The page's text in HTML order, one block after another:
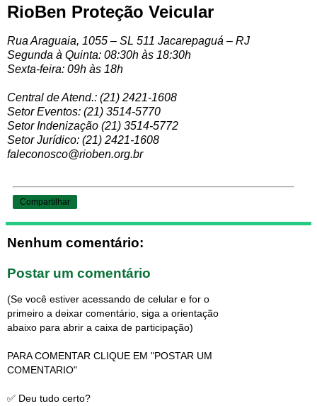
RioBen Proteção Veicular
Rua Araguaia, 1055 – SL 511 Jacarepaguá – RJ
Segunda à Quinta: 08:30h às 18:30h
Sexta-feira: 09h às 18h
Central de Atend.: (21) 2421-1608
Setor Eventos: (21) 3514-5770
Setor Indenização (21) 3514-5772
Setor Jurídico: (21) 2421-1608
faleconosco@rioben.org.br
Compartilhar
Nenhum comentário:
Postar um comentário
(Se você estiver acessando de celular e for o
primeiro a deixar comentário, siga a orientação
abaixo para abrir a caixa de participação)
PARA COMENTAR CLIQUE EM "POSTAR UM
COMENTARIO"
✅ Deu tudo certo?